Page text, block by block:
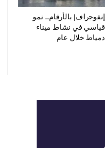
إنفوجراف| بالأرقام.. نمو
قياسي في نشاط ميناء
دمياط خلال عام